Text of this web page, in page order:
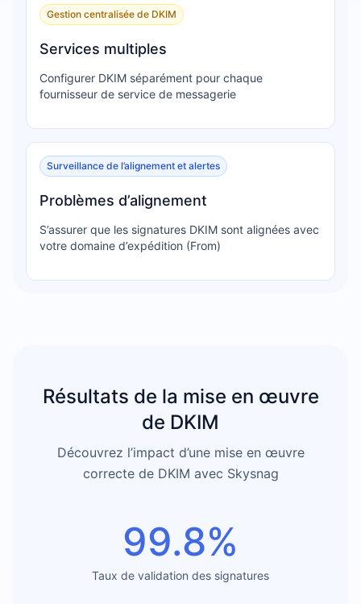
Gestion centralisée de DKIM
Services multiples
Configurer DKIM séparément pour chaque
fournisseur de service de messagerie
Surveillance de l’alignement et alertes
Problèmes d’alignement
S’assurer que les signatures DKIM sont alignées avec
votre domaine d’expédition (From)
Résultats de la mise en œuvre
de DKIM
Découvrez l’impact d’une mise en œuvre
correcte de DKIM avec Skysnag
99.8%
Taux de validation des signatures